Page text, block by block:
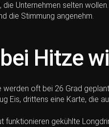
die Unternehmen selten
die Stimmung angenehm.
Hitze
oft bei 26 Grad
Eis, drittens eine Karte, die
funktionieren gekühlte